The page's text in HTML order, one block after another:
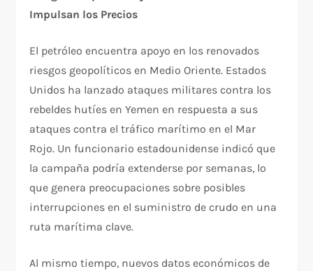
Impulsan los Precios
El petróleo encuentra apoyo en los renovados
riesgos geopolíticos en Medio Oriente. Estados
Unidos ha lanzado ataques militares contra los
rebeldes hutíes en Yemen en respuesta a sus
ataques contra el tráfico marítimo en el Mar
Rojo. Un funcionario estadounidense indicó que
la campaña podría extenderse por semanas, lo
que genera preocupaciones sobre posibles
interrupciones en el suministro de crudo en una
ruta marítima clave.
Al mismo tiempo, nuevos datos económicos de